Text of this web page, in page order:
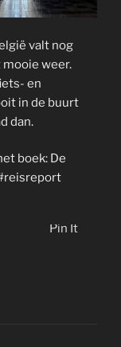
valt nog
weer.
en
in de buurt
dan.
boek: De
Pin It